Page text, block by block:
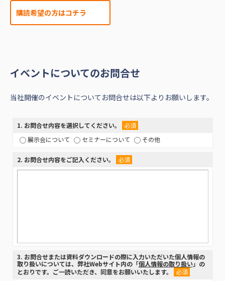
購読希望の方はコチラ
イベントについてのお問合せ
当社開催のイベントについてお問合せは以下よりお願いします。
1. お問合せ内容を選択してください。
必須
展示会について
セミナーについて その他
2. お問合せ内容をご記入ください。 必須
3. お問合せまたは資料ダウンロードの際に入力いただいた個人情報の
取り扱いについては、弊社Webサイト内の「個人情報の取り扱い」の
とおりです。ご一読いただき、同意をお願いいたします。
必須